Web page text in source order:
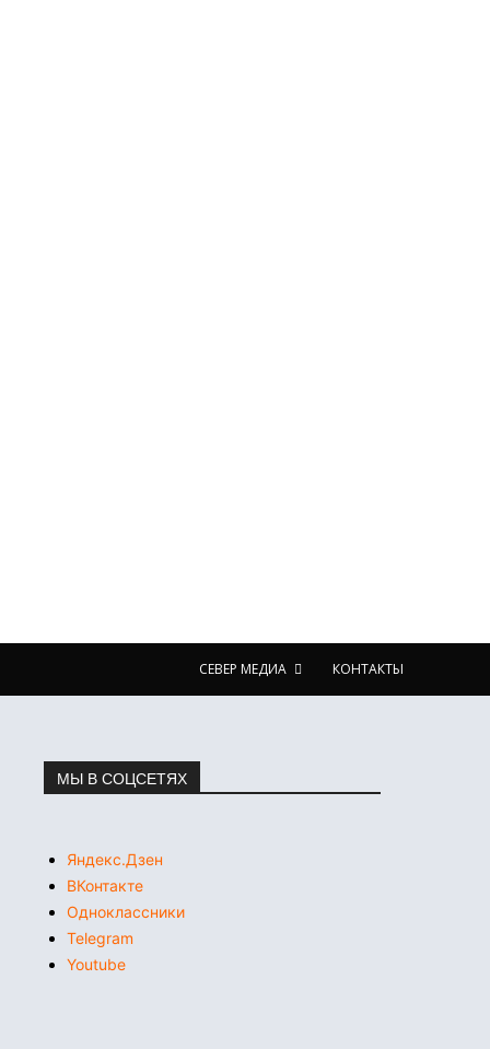
СЕВЕР МЕДИА КОНТАКТЫ
МЫ В СОЦСЕТЯХ
Яндекс.Дзен
ВКонтакте
Одноклассники
Telegram
Youtube